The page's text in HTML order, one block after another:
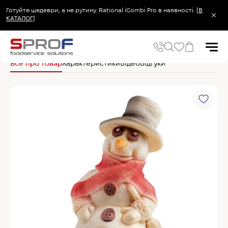
Готуйте шедеври, а не рутину. Rational iCombi Pro в наявності. [В
КАТАЛОГ]
Печі та пароконвектомати
Холодильне та Морозильне обладнання
Овочерізки професійні
Хімія для пароконвектоматів
Хімія для посудомийних машин
Головна Кухонний посуд та інвентар Хлібопекарський та
Все про товарХарактеристикиВідеоВідгуки